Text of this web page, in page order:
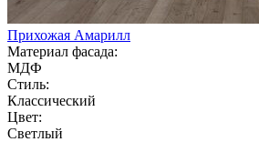
Прихожая Амарилл
Материал фасада:
МДФ
Стиль:
Классический
Цвет:
Светлый